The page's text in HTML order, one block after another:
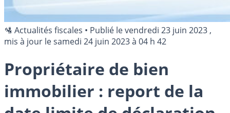
🛂 Actualités fiscales • Publié levendredi 23 juin 2023 ,
mis à jour lesamedi 24 juin 2023 à 04 h 42
Propriétaire de bien
immobilier : report de la